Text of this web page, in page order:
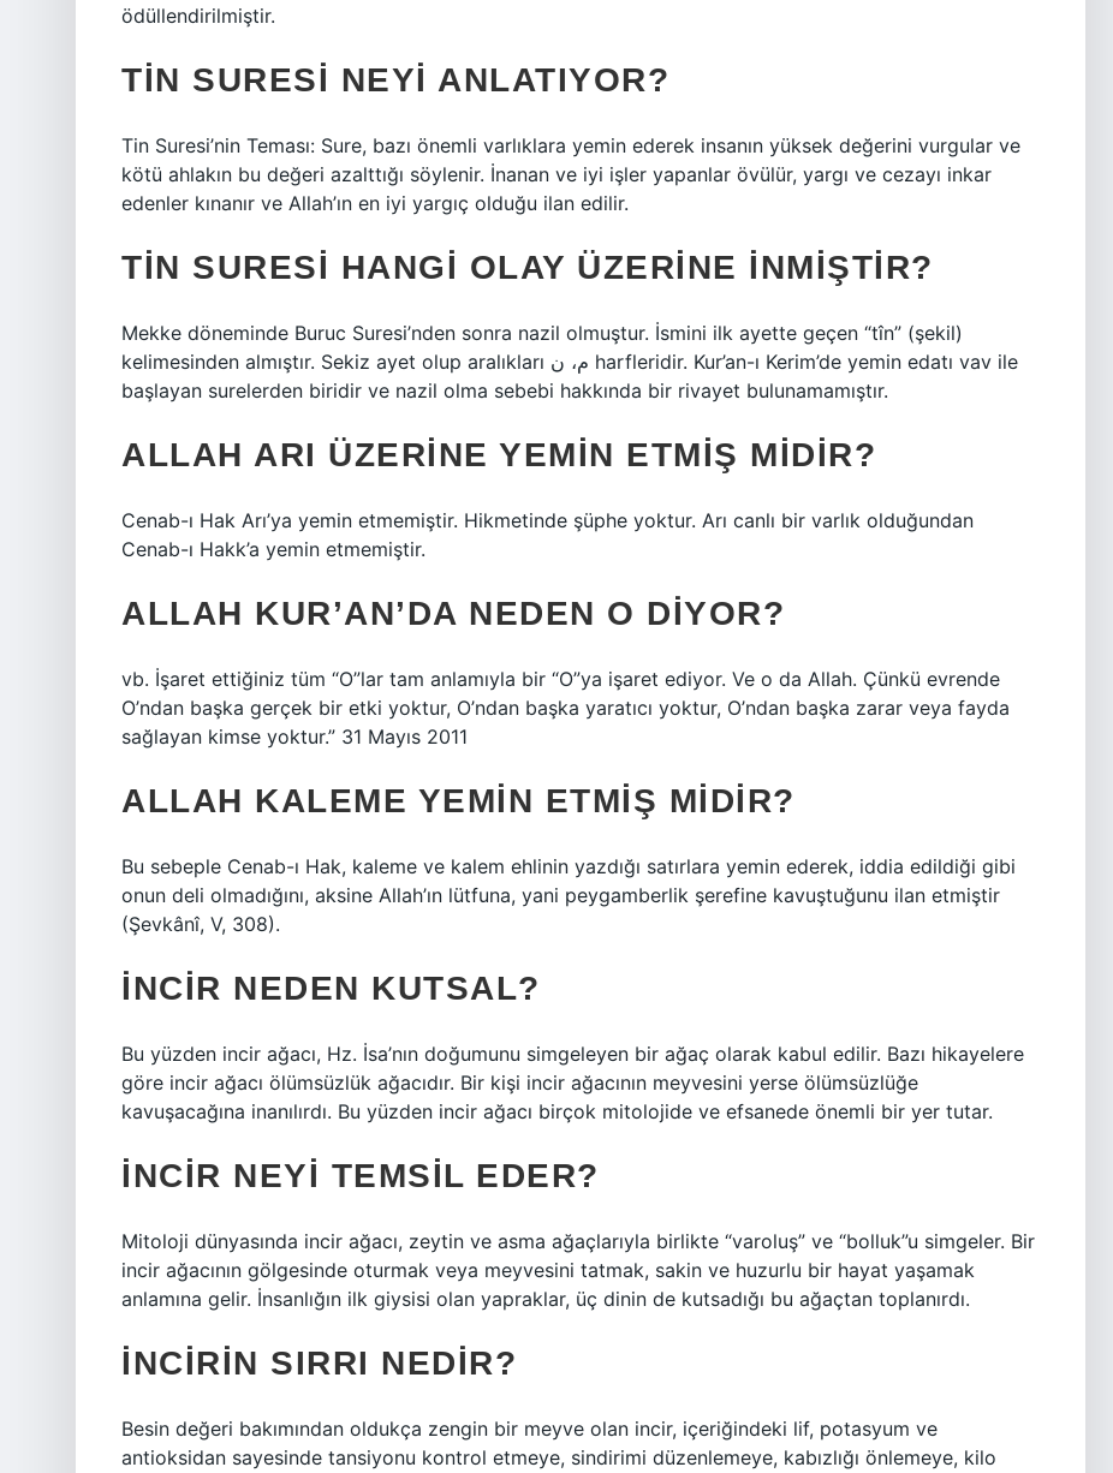
ödüllendirilmiştir.
TIN SURESI NEYI ANLATIYOR?
Tin Suresi’nin Teması: Sure, bazı önemli varlıklara yemin ederek insanın yüksek değerini vurgular ve
kötü ahlakın bu değeri azalttığı söylenir. İnanan ve iyi işler yapanlar övülür, yargı ve cezayı inkar
edenler kınanır ve Allah’ın en iyi yargıç olduğu ilan edilir.
TIN SURESI HANGI OLAY ÜZERINE INMIŞTIR?
Mekke döneminde Buruc Suresi’nden sonra nazil olmuştur. İsmini ilk ayette geçen “tîn” (şekil)
kelimesinden almıştır. Sekiz ayet olup aralıkları م، ن harfleridir. Kur’an-ı Kerim’de yemin edatı vav ile
başlayan surelerden biridir ve nazil olma sebebi hakkında bir rivayet bulunamamıştır.
ALLAH ARI ÜZERINE YEMIN ETMIŞ MIDIR?
Cenab-ı Hak Arı’ya yemin etmemiştir. Hikmetinde şüphe yoktur. Arı canlı bir varlık olduğundan
Cenab-ı Hakk’a yemin etmemiştir.
ALLAH KUR’AN’DA NEDEN O DIYOR?
vb. İşaret ettiğiniz tüm “O”lar tam anlamıyla bir “O”ya işaret ediyor. Ve o da Allah. Çünkü evrende
O’ndan başka gerçek bir etki yoktur, O’ndan başka yaratıcı yoktur, O’ndan başka zarar veya fayda
sağlayan kimse yoktur.” 31 Mayıs 2011
ALLAH KALEME YEMIN ETMIŞ MIDIR?
Bu sebeple Cenab-ı Hak, kaleme ve kalem ehlinin yazdığı satırlara yemin ederek, iddia edildiği gibi
onun deli olmadığını, aksine Allah’ın lütfuna, yani peygamberlik şerefine kavuştuğunu ilan etmiştir
(Şevkânî, V, 308).
İNCIR NEDEN KUTSAL?
Bu yüzden incir ağacı, Hz. İsa’nın doğumunu simgeleyen bir ağaç olarak kabul edilir. Bazı hikayelere
göre incir ağacı ölümsüzlük ağacıdır. Bir kişi incir ağacının meyvesini yerse ölümsüzlüğe
kavuşacağına inanılırdı. Bu yüzden incir ağacı birçok mitolojide ve efsanede önemli bir yer tutar.
İNCIR NEYI TEMSIL EDER?
Mitoloji dünyasında incir ağacı, zeytin ve asma ağaçlarıyla birlikte “varoluş” ve “bolluk”u simgeler. Bir
incir ağacının gölgesinde oturmak veya meyvesini tatmak, sakin ve huzurlu bir hayat yaşamak
anlamına gelir. İnsanlığın ilk giysisi olan yapraklar, üç dinin de kutsadığı bu ağaçtan toplanırdı.
İNCIRIN SIRRI NEDIR?
Besin değeri bakımından oldukça zengin bir meyve olan incir, içeriğindeki lif, potasyum ve
antioksidan sayesinde tansiyonu kontrol etmeye, sindirimi düzenlemeye, kabızlığı önlemeye, kilo